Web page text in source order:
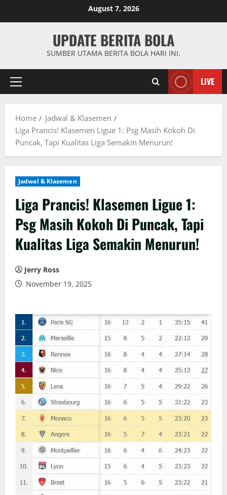
August 7, 2026
UPDATE BERITA BOLA
SUMBER UTAMA BERITA BOLA HARI INI.
Primary
LIVE
Home
Jadwal & Klasemen
Liga Prancis! Klasemen Ligue 1: Psg Masih Kokoh Di
Puncak, Tapi Kualitas Liga Semakin Menurun!
Jadwal & Klasemen
Liga Prancis! Klasemen Ligue 1:
Psg Masih Kokoh Di Puncak, Tapi
Kualitas Liga Semakin Menurun!
Jerry Ross
November 19, 2025